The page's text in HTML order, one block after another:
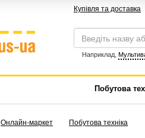
Купівля та доставка
Наприклад,
Побутова
Онлайн-маркет Побутова техніка